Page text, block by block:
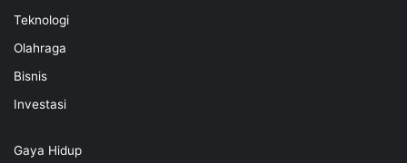
Teknologi
Olahraga
Bisnis
Investasi
Gaya Hidup